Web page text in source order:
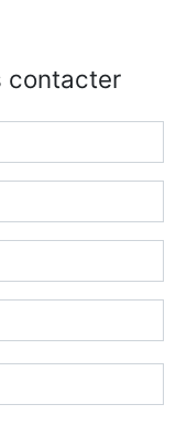
contacter